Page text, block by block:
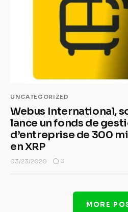
UNCATEGORIZED
Webus International,
lance un fonds de
d’entreprise de 300
en XRP
03/23/2020 0
MORE